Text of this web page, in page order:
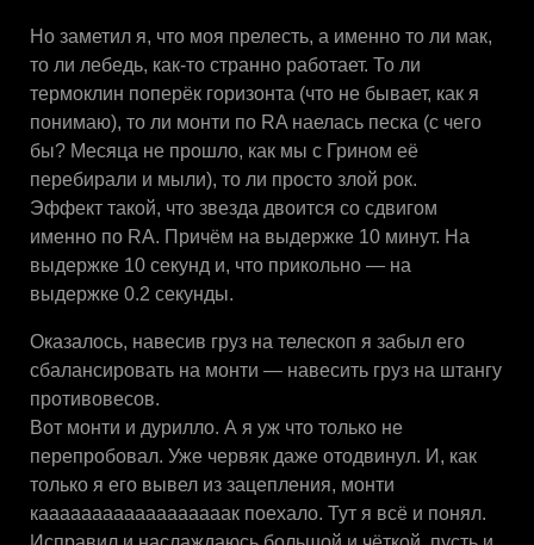
Но заметил я, что моя прелесть, а именно то ли мак,
то ли лебедь, как-то странно работает. То ли
термоклин поперёк горизонта (что не бывает, как я
понимаю), то ли монти по RA наелась песка (с чего
бы? Месяца не прошло, как мы с Грином её
перебирали и мыли), то ли просто злой рок.
Эффект такой, что звезда двоится со сдвигом
именно по RA. Причём на выдержке 10 минут. На
выдержке 10 секунд и, что прикольно — на
выдержке 0.2 секунды.
Оказалось, навесив груз на телескоп я забыл его
сбалансировать на монти — навесить груз на штангу
противовесов.
Вот монти и дурилло. А я уж что только не
перепробовал. Уже червяк даже отодвинул. И, как
только я его вывел из зацепления, монти
каааааааааааааааааак поехало. Тут я всё и понял.